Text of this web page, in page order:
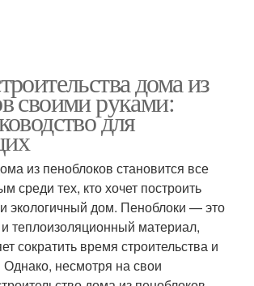
дома из
своими руками:
для
из пеноблоков становится все
среди тех, кто хочет построить
экологичный дом. Пеноблоки — это
теплоизоляционный материал,
сократить время строительства и
Однако, несмотря на свои